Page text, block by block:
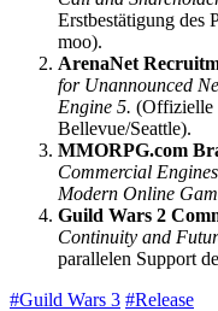
Erstbestätigung des
moo).
ArenaNet
for Unannounced
Engine 5. (Offizielle
Bellevue/Seattle).
MMORPG.com
Commercial
Modern Online
Guild Wars 2
Continuity and
parallelen Support
#Guild Wars 3 #Release